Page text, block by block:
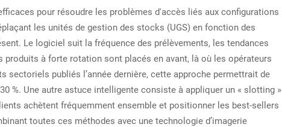
pour résoudre les problèmes d'accès liés aux configurations
les unités de gestion des stocks (UGS) en fonction des
Le logiciel suit la fréquence des prélèvements, les tendances
à forte rotation sont placés en avant, là où les opérateurs
sectoriels publiés l’année dernière, cette approche permettrait de
%. Une autre astuce intelligente consiste à appliquer un « slotting »
achètent fréquemment ensemble et positionner les best-sellers
toutes ces méthodes avec une technologie d’imagerie